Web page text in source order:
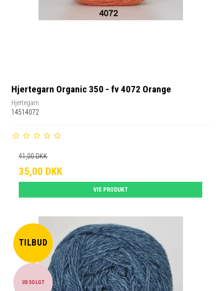
Hjertegarn Organic 350 - fv 4072 Orange
Hjertegarn
14514072
41,00 DKK
35,00 DKK
VIS PRODUKT
TILBUD
UDSOLGT